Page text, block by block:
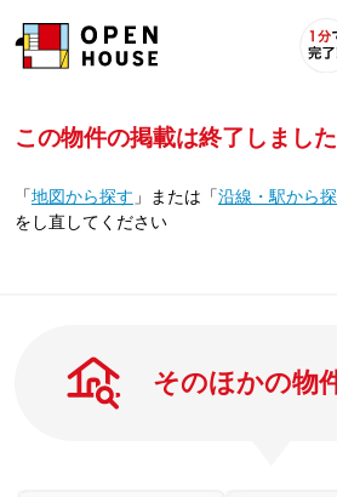
この物件の掲載は終了しました
「地図から探す 」 または 「沿線・駅から
をし直してください
そのほかの物